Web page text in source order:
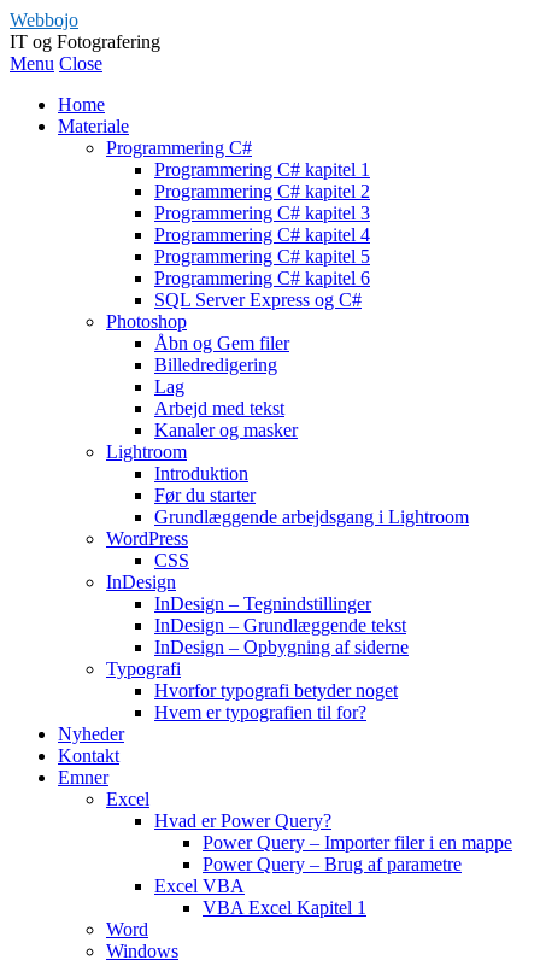
Webbojo
IT og Fotografering
Menu Close
Home
Materiale
Programmering C#
Programmering C# kapitel 1
Programmering C# kapitel 2
Programmering C# kapitel 3
Programmering C# kapitel 4
Programmering C# kapitel 5
Programmering C# kapitel 6
SQL Server Express og C#
Photoshop
Åbn og Gem filer
Billedredigering
Lag
Arbejd med tekst
Kanaler og masker
Lightroom
Introduktion
Før du starter
Grundlæggende arbejdsgang i Lightroom
WordPress
CSS
InDesign
InDesign – Tegnindstillinger
InDesign – Grundlæggende tekst
InDesign – Opbygning af siderne
Typografi
Hvorfor typografi betyder noget
Hvem er typografien til for?
Nyheder
Kontakt
Emner
Excel
Hvad er Power Query?
Power Query – Importer filer i en mappe
Power Query – Brug af parametre
Excel VBA
VBA Excel Kapitel 1
Word
Windows